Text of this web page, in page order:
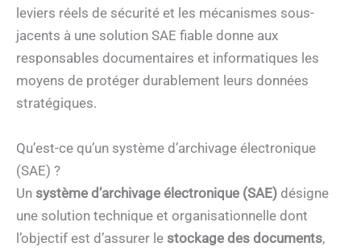
leviers réels de sécurité et les mécanismes sous-
jacents à une solution SAE fiable donne aux
responsables documentaires et informatiques les
moyens de protéger durablement leurs données
stratégiques.
Qu’est-ce qu’un système d’archivage électronique
(SAE) ?
Un système d’archivage électronique (SAE) désigne
une solution technique et organisationnelle dont
l’objectif est d’assurer le stockage des documents,